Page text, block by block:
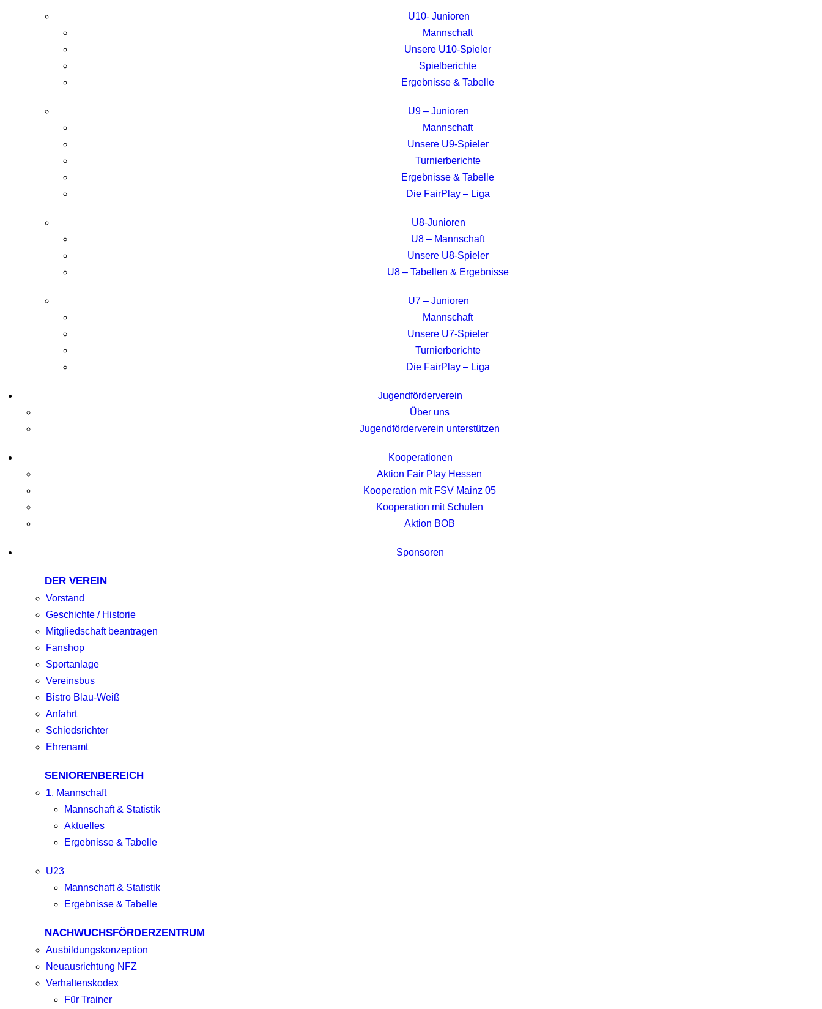
U10- Junioren
Mannschaft
Unsere U10-Spieler
Spielberichte
Ergebnisse & Tabelle
U9 – Junioren
Mannschaft
Unsere U9-Spieler
Turnierberichte
Ergebnisse & Tabelle
Die FairPlay – Liga
U8-Junioren
U8 – Mannschaft
Unsere U8-Spieler
U8 – Tabellen & Ergebnisse
U7 – Junioren
Mannschaft
Unsere U7-Spieler
Turnierberichte
Die FairPlay – Liga
Jugendförderverein
Über uns
Jugendförderverein unterstützen
Kooperationen
Aktion Fair Play Hessen
Kooperation mit FSV Mainz 05
Kooperation mit Schulen
Aktion BOB
Sponsoren
DER VEREIN
Vorstand
Geschichte / Historie
Mitgliedschaft beantragen
Fanshop
Sportanlage
Vereinsbus
Bistro Blau-Weiß
Anfahrt
Schiedsrichter
Ehrenamt
SENIORENBEREICH
1. Mannschaft
Mannschaft & Statistik
Aktuelles
Ergebnisse & Tabelle
U23
Mannschaft & Statistik
Ergebnisse & Tabelle
NACHWUCHSFÖRDERZENTRUM
Ausbildungskonzeption
Neuausrichtung NFZ
Verhaltenskodex
Für Trainer